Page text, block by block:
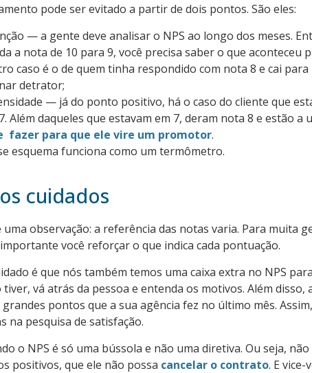
pode ser evitado a partir de dois pontos. São eles:
— a gente deve analisar o NPS ao longo dos meses.
a nota de 10 para 9, você precisa saber o que aconteceu
caso é o de quem tinha respondido com nota 8 e cai
detrator;
— já do ponto positivo, há o caso do cliente que
Além daqueles que estavam em 7, deram nota 8 e estão a
fazer para que ele vire um promotor.
esquema funciona como um termômetro.
cuidados
uma observação: a referência das notas varia. Para muita
você reforçar o que indica cada pontuação.
é que nós também temos uma caixa extra no NPS
tiver, vá atrás da pessoa e entenda os motivos. Além disso,
pontos que a sua agência fez no último mês.
na pesquisa de satisfação.
o NPS é só uma bússola e não uma diretiva. Ou seja,
positivos, que ele não possa cancelar o contrato. E vice-